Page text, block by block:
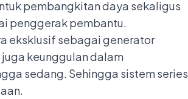
pembangkitan daya sekaligus
penggerak pembantu.
eksklusif sebagai generator
keunggulan dalam
sedang. Sehingga sistem series